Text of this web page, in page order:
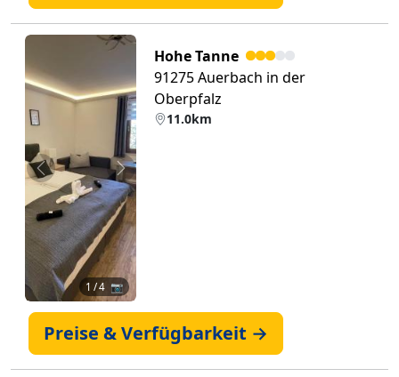
Zurück Weiter
1 / 4 📷
Hohe Tanne
91275 Auerbach in der
Oberpfalz
11.0km
Preise & Verfügbarkeit →